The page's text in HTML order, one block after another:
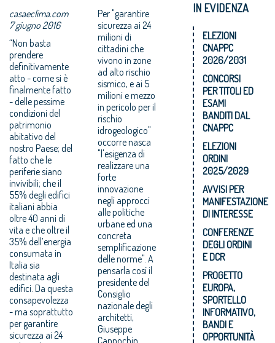
casaeclima.com
7 giugno 2016
“Non basta
prendere
definitivamente
atto - come si è
finalmente fatto
- delle pessime
condizioni del
patrimonio
abitativo del
nostro Paese; del
fatto che le
periferie siano
invivibili; che il
55% degli edifici
italiani abbia
oltre 40 anni di
vita e che oltre il
35% dell’energia
consumata in
Italia sia
destinata agli
edifici. Da questa
consapevolezza
- ma soprattutto
per garantire
sicurezza ai 24
Per "garantire
sicurezza ai 24
milioni di
cittadini che
vivono in zone
ad alto rischio
sismico, e ai 5
milioni e mezzo
in pericolo per il
rischio
idrogeologico"
occorre nasca
"l'esigenza di
realizzare una
forte
innovazione
negli approcci
alle politiche
urbane ed una
concreta
semplificazione
delle norme". A
pensarla così il
presidente del
Consiglio
nazionale degli
architetti,
Giuseppe
Cappochin,
IN EVIDENZA
ELEZIONI
CNAPPC
2026/2031
CONCORSI
PER TITOLI ED
ESAMI
BANDITI DAL
CNAPPC
ELEZIONI
ORDINI
2025/2029
AVVISI PER
MANIFESTAZIONE
DI INTERESSE
CONFERENZE
DEGLI ORDINI
E DCR
PROGETTO
EUROPA,
SPORTELLO
INFORMATIVO,
BANDI E
OPPORTUNITÀ